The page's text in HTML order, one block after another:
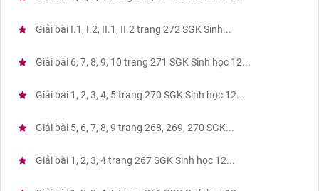
Giải bài I.1, I.2, II.1, II.2 trang 272 SGK Sinh...
Giải bài 6, 7, 8, 9, 10 trang 271 SGK Sinh học 12...
Giải bài 1, 2, 3, 4, 5 trang 270 SGK Sinh học 12...
Giải bài 5, 6, 7, 8, 9 trang 268, 269, 270 SGK...
Giải bài 1, 2, 3, 4 trang 267 SGK Sinh học 12...